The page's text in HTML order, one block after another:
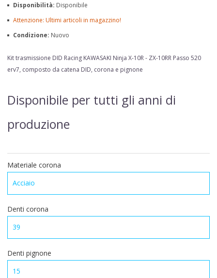
Disponibilità: Disponibile
Attenzione: Ultimi articoli in magazzino!
Condizione: Nuovo
Kit trasmissione DID Racing KAWASAKI Ninja X-10R - ZX-10RR Passo 520
erv7, composto da catena DID, corona e pignone
Disponibile per tutti gli anni di
produzione
Materiale corona
Denti corona
Denti pignone